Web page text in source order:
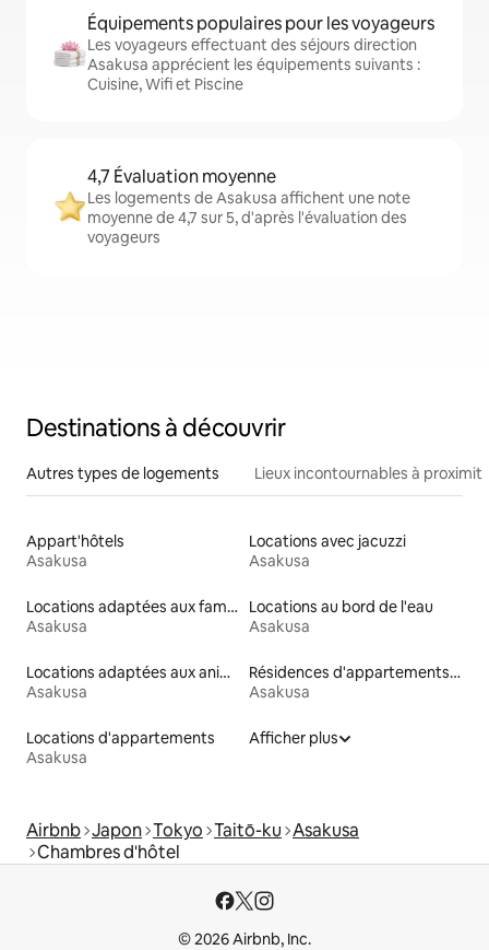
Équipements populaires pour les voyageurs
Les voyageurs effectuant des séjours direction
Asakusa apprécient les équipements suivants :
Cuisine, Wifi et Piscine
4,7 Évaluation moyenne
Les logements de Asakusa affichent une note
moyenne de 4,7 sur 5, d'après l'évaluation des
voyageurs
Destinations à découvrir
Autres types de logements Lieux incontournables à
Appart'hôtels
Asakusa
Locations avec jacuzzi
Asakusa
Locations adaptées aux familles
Asakusa
Locations au bord de l'eau
Asakusa
Locations adaptées aux animaux
Asakusa
Résidences d'appartements en location
Asakusa
Locations d'appartements
Asakusa
Afficher plus
Airbnb Japon Tokyo Taitō-ku Asakusa
Chambres d'hôtel
© 2026 Airbnb, Inc.